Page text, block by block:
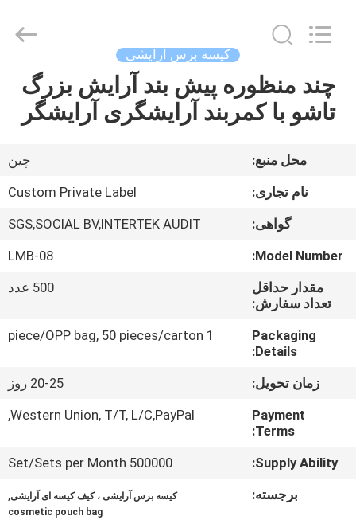
صفحه
اصلی
محصولات
کنترل
کیفیت
سایت
Cosmetics
کیسه برس آرایشی
چند منظوره پیش بند آرایش بزرگ
تاشو با کمربند آرایشگری آرایشگر
محل منبع:
چين
نام تجاری:
Custom Private Label
گواهی:
SGS,SOCIAL BV,INTERTEK AUDIT
Model Number:
LMB-08
مقدار حداقل
تعداد سفارش:
500 عدد
Packaging
Details:
1 piece/OPP bag, 50 pieces/carton
زمان تحویل:
20-25 روز
Payment
Terms:
Western Union, T/T, L/C,PayPal,
Supply Ability:
500000 Set/Sets per Month
برجسته:
کیسه برس آرایشی ، کیف کیسه ای آرایشی,
cosmetic pouch bag